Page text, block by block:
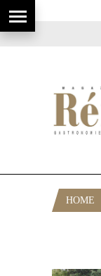
HOME